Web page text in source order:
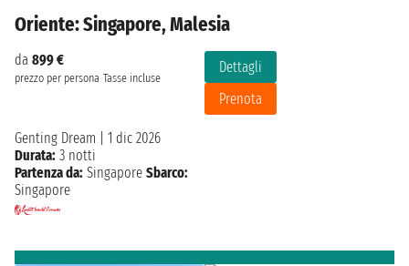
Oriente: Singapore, Malesia
da 899 €
prezzo per persona Tasse incluse
Dettagli
Prenota
Genting Dream
1 dic 2026
Durata: 3 notti
Partenza da: Singapore Sbarco:
Singapore